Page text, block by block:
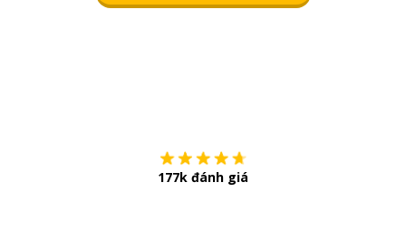
177k đánh giá